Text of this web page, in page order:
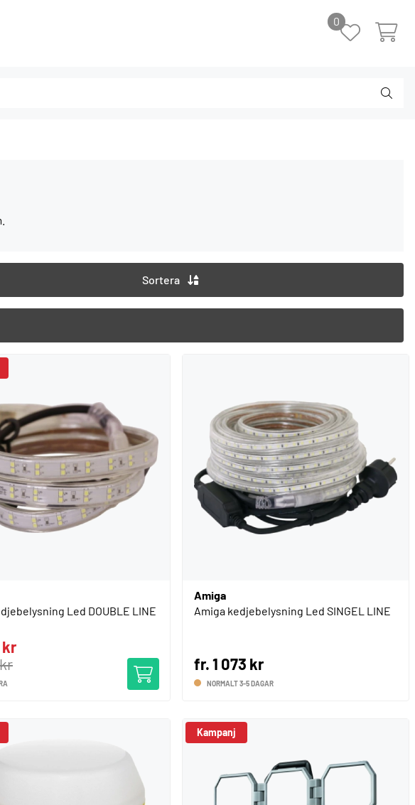
0
Sortera
Led DOUBLE LINE
kr
Amiga
Amiga kedjebelysning Led SINGEL LINE
fr. 1 073 kr
NORMALT 3-5 DAGAR
Kampanj